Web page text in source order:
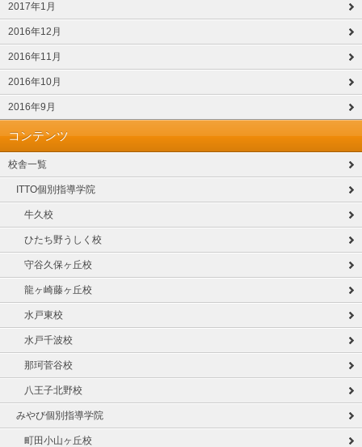
2017年1月
2016年12月
2016年11月
2016年10月
2016年9月
コンテンツ
校舎一覧
ITTO個別指導学院
牛久校
ひたち野うしく校
守谷久保ヶ丘校
龍ヶ崎藤ヶ丘校
水戸東校
水戸千波校
那珂菅谷校
八王子北野校
みやび個別指導学院
町田小山ヶ丘校